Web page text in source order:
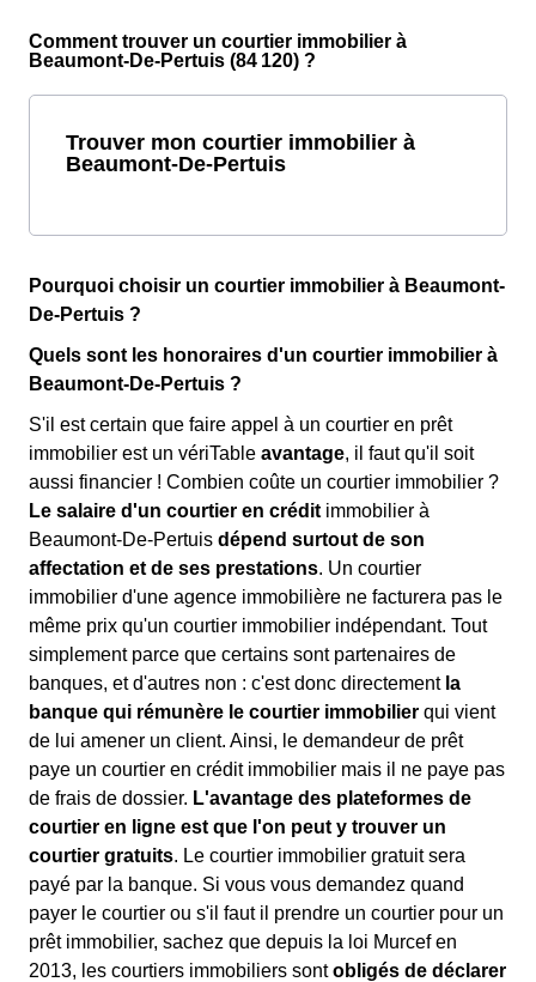
Comment trouver un courtier immobilier à
Beaumont-De-Pertuis (84 120) ?
Trouver mon courtier immobilier à
Beaumont-De-Pertuis
Pourquoi choisir un courtier immobilier à Beaumont-
De-Pertuis ?
Quels sont les honoraires d'un courtier immobilier à
Beaumont-De-Pertuis ?
S'il est certain que faire appel à un courtier en prêt
immobilier est un vériTable avantage, il faut qu'il soit
aussi financier ! Combien coûte un courtier immobilier ?
Le salaire d'un courtier en crédit immobilier à
Beaumont-De-Pertuis dépend surtout de son
affectation et de ses prestations. Un courtier
immobilier d'une agence immobilière ne facturera pas le
même prix qu'un courtier immobilier indépendant. Tout
simplement parce que certains sont partenaires de
banques, et d'autres non : c'est donc directement la
banque qui rémunère le courtier immobilier qui vient
de lui amener un client. Ainsi, le demandeur de prêt
paye un courtier en crédit immobilier mais il ne paye pas
de frais de dossier. L'avantage des plateformes de
courtier en ligne est que l'on peut y trouver un
courtier gratuits. Le courtier immobilier gratuit sera
payé par la banque. Si vous vous demandez quand
payer le courtier ou s'il faut il prendre un courtier pour un
prêt immobilier, sachez que depuis la loi Murcef en
2013, les courtiers immobiliers sontobligés de déclarer